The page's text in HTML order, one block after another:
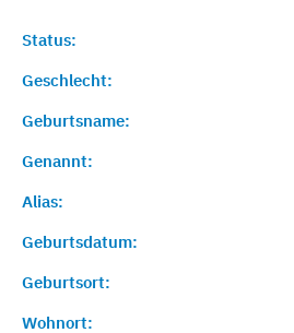
Status:
Geschlecht:
Geburtsname:
Genannt:
Alias:
Geburtsdatum:
Geburtsort:
Wohnort: